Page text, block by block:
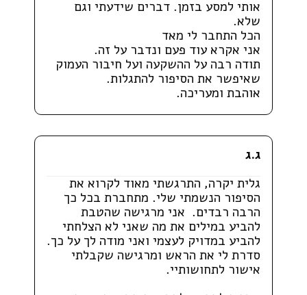
אותי למסע בזמן. דברים שידעתי וגם
שלא.
הכל התחבר לי מאד
אני אקרא עוד פעם ונדבר על זה.
תודה רבה על ההשקעה ועל חיבור העמוק
שאיפשר את הסיפור להתגלות.
אוהבת ומעריכה.
ג.ג
גלית יקרה, התרגשתי מאוד לקרוא את
הסיפור הנשמתי שלי. מתחברת בכל כך
הרבה רבדים. אני מרגישה שהטבת
להביע במילים את מה שאני לא הצלחתי
להביע במדויק לעצמי ואני מודה לך על כך.
סדרת לי את הראש ומרגישה שקבלתי
אישור לתחושותיי.